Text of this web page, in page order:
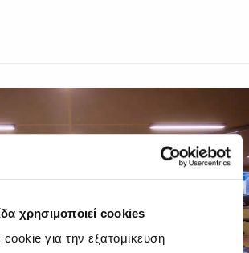
χρησιμοποιεί cookies
για την εξατομίκευση